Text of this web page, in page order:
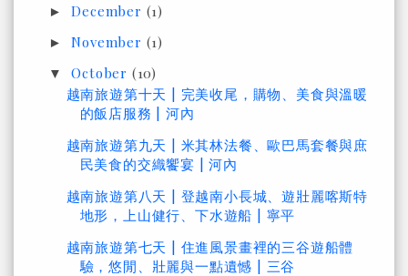
►December (1)
►November (1)
▼October (10)
越南旅遊第十天 | 完美收尾，購物、美食與溫暖
的飯店服務 | 河內
越南旅遊第九天 | 米其林法餐、歐巴馬套餐與庶
民美食的交織饗宴 | 河內
越南旅遊第八天 | 登越南小長城、遊壯麗喀斯特
地形，上山健行、下水遊船 | 寧平
越南旅遊第七天 | 住進風景畫裡的三谷遊船體
驗，悠閒、壯麗與一點遺憾 | 三谷